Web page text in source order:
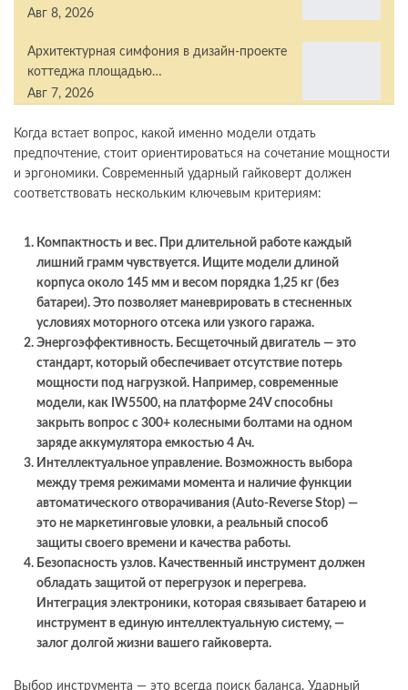
Авг 8, 2026
Архитектурная симфония в дизайн-проекте
коттеджа площадью…
Авг 7, 2026
Когда встает вопрос, какой именно модели отдать
предпочтение, стоит ориентироваться на сочетание мощности
и эргономики. Современный ударный гайковерт должен
соответствовать нескольким ключевым критериям:
Компактность и вес. При длительной работе каждый
лишний грамм чувствуется. Ищите модели длиной
корпуса около 145 мм и весом порядка 1,25 кг (без
батареи). Это позволяет маневрировать в стесненных
условиях моторного отсека или узкого гаража.
Энергоэффективность. Бесщеточный двигатель — это
стандарт, который обеспечивает отсутствие потерь
мощности под нагрузкой. Например, современные
модели, как IW5500, на платформе 24V способны
закрыть вопрос с 300+ колесными болтами на одном
заряде аккумулятора емкостью 4 Ач.
Интеллектуальное управление. Возможность выбора
между тремя режимами момента и наличие функции
автоматического отворачивания (Auto-Reverse Stop) —
это не маркетинговые уловки, а реальный способ
защиты своего времени и качества работы.
Безопасность узлов. Качественный инструмент должен
обладать защитой от перегрузок и перегрева.
Интеграция электроники, которая связывает батарею и
инструмент в единую интеллектуальную систему, —
залог долгой жизни вашего гайковерта.
Выбор инструмента — это всегда поиск баланса. Ударный